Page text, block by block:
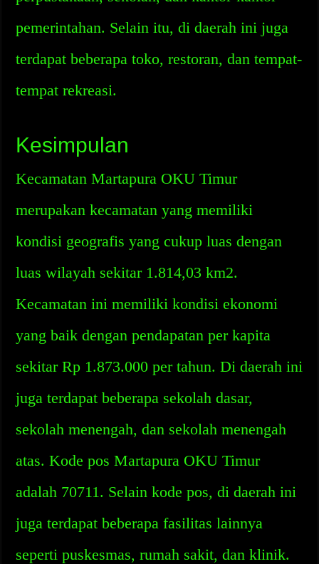
pemerintahan. Selain itu, di daerah ini juga
terdapat beberapa toko, restoran, dan tempat-
tempat rekreasi.
Kesimpulan
Kecamatan Martapura OKU Timur
merupakan kecamatan yang memiliki
kondisi geografis yang cukup luas dengan
luas wilayah sekitar 1.814,03 km2.
Kecamatan ini memiliki kondisi ekonomi
yang baik dengan pendapatan per kapita
sekitar Rp 1.873.000 per tahun. Di daerah ini
juga terdapat beberapa sekolah dasar,
sekolah menengah, dan sekolah menengah
atas. Kode pos Martapura OKU Timur
adalah 70711. Selain kode pos, di daerah ini
juga terdapat beberapa fasilitas lainnya
seperti puskesmas, rumah sakit, dan klinik.